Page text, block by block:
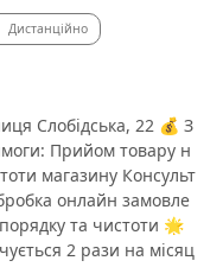
Дистанційно
Слобідська, 22 💰 З
Прийом товару н
магазину Консульт
онлайн замовле
та чистоти 🌟
2 рази на місяц